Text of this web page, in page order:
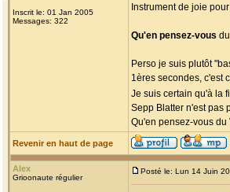
Inscrit le: 01 Jan 2005
Messages: 322
Instrument de joie
Qu'en pensez-vous
Perso je suis plutôt
1ères secondes, c'est
Je suis certain qu'à la
Sepp Blatter n'est pas
Qu'en pensez-vous du
Revenir en haut de page
Alex
Grioonaute régulier
Posté le: Lun 14 Juin